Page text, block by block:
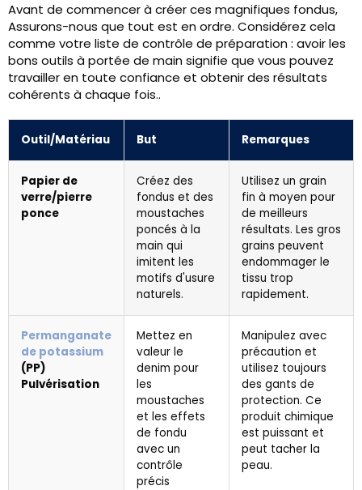
Avant de commencer à créer ces magnifiques fondus,
Assurons-nous que tout est en ordre. Considérez cela
comme votre liste de contrôle de préparation : avoir les
bons outils à portée de main signifie que vous pouvez
travailler en toute confiance et obtenir des résultats
cohérents à chaque fois..
Outil/Matériau But Remarques
Papier de
verre/pierre
ponce
Créez des
fondus et des
moustaches
poncés à la
main qui
imitent les
motifs d'usure
naturels.
Utilisez un grain
fin à moyen pour
de meilleurs
résultats. Les gros
grains peuvent
endommager le
tissu trop
rapidement.
Permanganate
de potassium
(PP)
Pulvérisation
Mettez en
valeur le
denim pour
les
moustaches
et les effets
de fondu
avec un
contrôle
précis
Manipulez avec
précaution et
utilisez toujours
des gants de
protection. Ce
produit chimique
est puissant et
peut tacher la
peau.